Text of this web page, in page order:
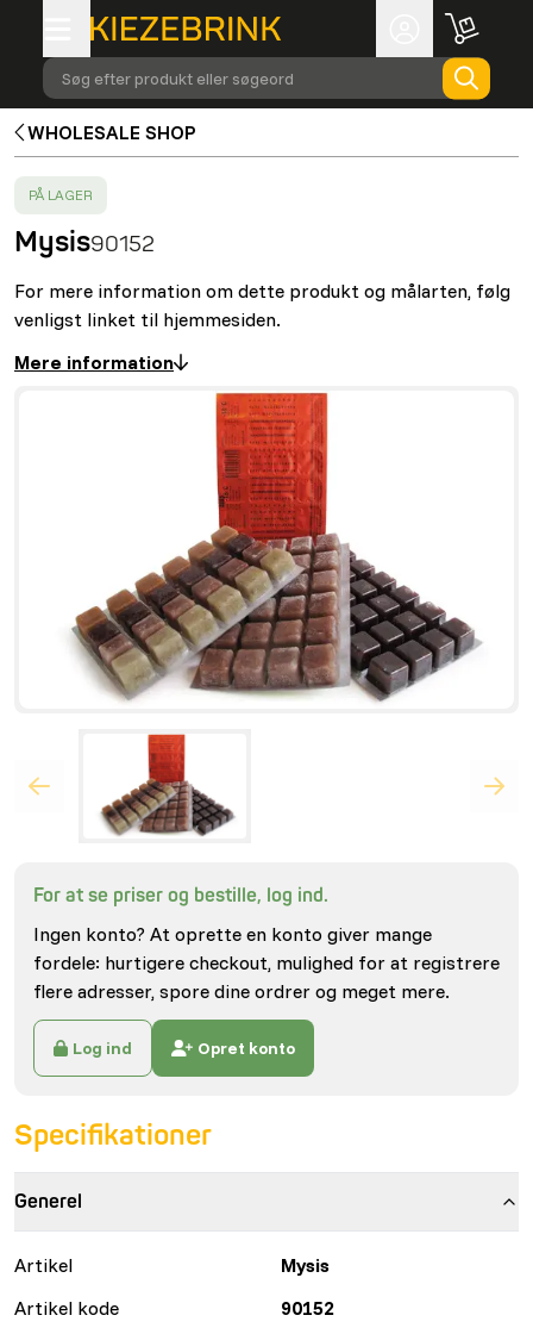
Søg efter produkt eller søgeord
WHOLESALE SHOP
SUCCESS
PÅ LAGER
Mysis90152
For mere information om dette produkt og målarten, følg
venligst linket til hjemmesiden.
Mere information
For at se priser og bestille, log ind.
Ingen konto? At oprette en konto giver mange
fordele: hurtigere checkout, mulighed for at registrere
flere adresser, spore dine ordrer og meget mere.
Log ind Opret konto
Specifikationer
Generel
Artikel
Mysis
Artikel kode
90152